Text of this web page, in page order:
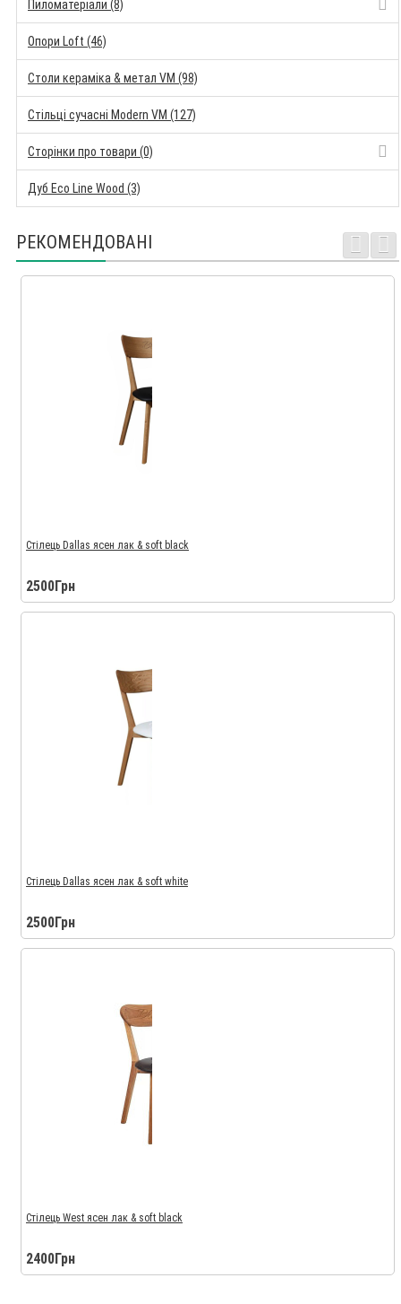
Пиломатеріали (8)
Опори Loft (46)
Столи кераміка & метал VM (98)
Стільці сучасні Modern VM (127)
Сторінки про товари (0)
Дуб Eco Line Wood (3)
РЕКОМЕНДОВАНІ
Стілець Dallas ясен лак & soft black
2500Грн
Стілець Dallas ясен лак & soft white
2500Грн
Стілець West ясен лак & soft black
2400Грн